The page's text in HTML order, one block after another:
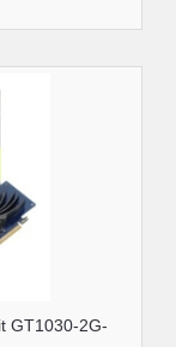
GT1030-2G-